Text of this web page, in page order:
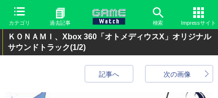
カテゴリ 過去記事 検索 Impressサイト
ＫＯＮＡＭＩ、Xbox 360「オトメディウスX」オリジナル
サウンドトラック(1/2)
次の画像
記事へ